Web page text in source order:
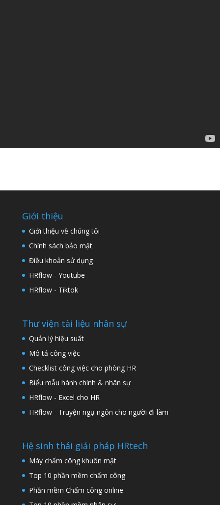
Giới thiệu
Giới thiệu về chúng tôi
Chính sách bảo mật
Điều khoản sử dụng
HRflow - Youtube
HRflow - Tiktok
Thư viện tài liệu nhân sự
Quản lý hiệu suất
Mô tả công việc
Checklist công việc cho phòng HR
Biểu mẫu hành chính & nhân sự
HRflow - Excel cho HR
HRflow - Truyện ngụ ngôn cho người đi làm
Hệ sinh thái giải pháp HRtech
Máy chấm công khuôn mặt
Top 10 phần mềm chấm công
Phần mềm Chấm công online